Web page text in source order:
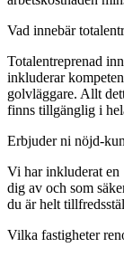
Vad innebär
Totalentreprenad
inkluderar
golvläggare. Allt
finns tillgänglig i
Erbjuder ni nöjd-
Vi har inkluderat en
dig av och som
du är helt
Vilka fastigheter